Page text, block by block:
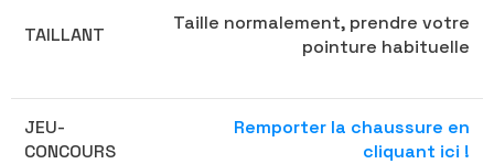
TAILLANT
Taille normalement, prendre votre
pointure habituelle
JEU-
CONCOURS
Remporter la chaussure en
cliquant ici !